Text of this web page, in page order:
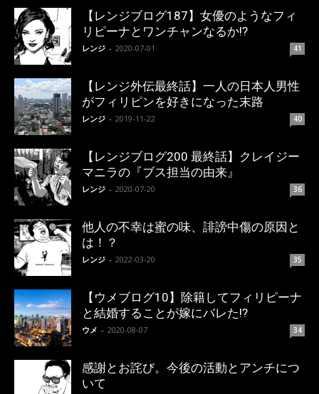
【レンジブログ187】女優のようなフィ
リピーナとワンチャンなるか!?
レンジ - 2020-07-01 41
【レンジ外伝最終話】一人の日本人男性
がフィリピンを好きになった末路
レンジ - 2019-11-22 40
【レンジブログ200 最終話】クレイジー
マニラの『ブス担当の由来』
レンジ - 2020-07-20 36
他人の不幸は蜜の味、誹謗中傷の原因と
は！？
レンジ - 2022-03-20 35
【ウメブログ10】除籍してフィリピーナ
と結婚することが嫁にバレた!?
ウメ - 2020-08-07 34
感謝とお詫び。今後の活動とアンチにつ
いて